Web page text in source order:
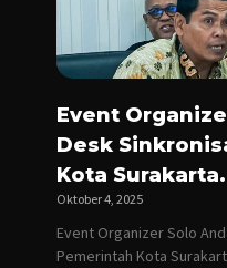
Event
Desk
Kota Surakarta.
Oktober 4, 2025
Event Organizer Solo
Pemerintah Kota